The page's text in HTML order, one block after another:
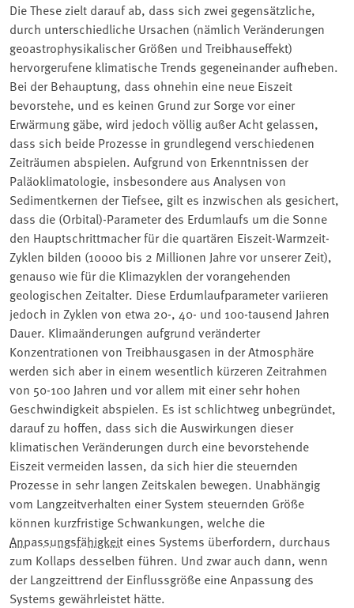
Die These zielt darauf ab, dass sich zwei gegensätzliche,
durch unterschiedliche Ursachen (nämlich Veränderungen
geoastrophysikalischer Größen und Treibhauseffekt)
hervorgerufene klimatische Trends gegeneinander aufheben.
Bei der Behauptung, dass ohnehin eine neue Eiszeit
bevorstehe, und es keinen Grund zur Sorge vor einer
Erwärmung gäbe, wird jedoch völlig außer Acht gelassen,
dass sich beide Prozesse in grundlegend verschiedenen
Zeiträumen abspielen. Aufgrund von Erkenntnissen der
Paläoklimatologie, insbesondere aus Analysen von
Sedimentkernen der Tiefsee, gilt es inzwischen als gesichert,
dass die (Orbital)-Parameter des Erdumlaufs um die Sonne
den Hauptschrittmacher für die quartären Eiszeit-Warmzeit-
Zyklen bilden (10000 bis 2 Millionen Jahre vor unserer Zeit),
genauso wie für die Klimazyklen der vorangehenden
geologischen Zeitalter. Diese Erdumlaufparameter variieren
jedoch in Zyklen von etwa 20-, 40- und 100-tausend Jahren
Dauer. Klimaänderungen aufgrund veränderter
Konzentrationen von Treibhausgasen in der Atmosphäre
werden sich aber in einem wesentlich kürzeren Zeitrahmen
von 50-100 Jahren und vor allem mit einer sehr hohen
Geschwindigkeit abspielen. Es ist schlichtweg unbegründet,
darauf zu hoffen, dass sich die Auswirkungen dieser
klimatischen Veränderungen durch eine bevorstehende
Eiszeit vermeiden lassen, da sich hier die steuernden
Prozesse in sehr langen Zeitskalen bewegen. Unabhängig
vom Langzeitverhalten einer System steuernden Größe
können kurzfristige Schwankungen, welche die
Anpassungsfähigkeit eines Systems überfordern, durchaus
zum Kollaps desselben führen. Und zwar auch dann, wenn
der Langzeittrend der Einflussgröße eine Anpassung des
Systems gewährleistet hätte.